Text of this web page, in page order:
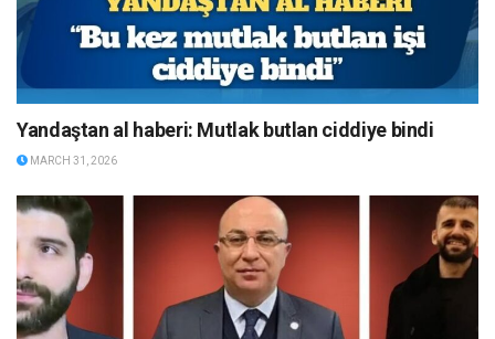
Yandaştan al haberi: Mutlak butlan ciddiye bindi
MARCH 31, 2026